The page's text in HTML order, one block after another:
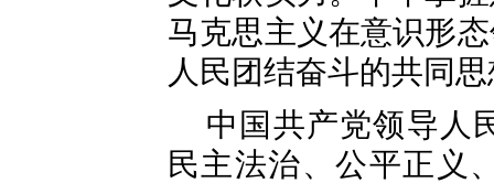
马克思主义在意识形
人民团结奋斗的共同
中国共产党领导人
民主法治、公平正义